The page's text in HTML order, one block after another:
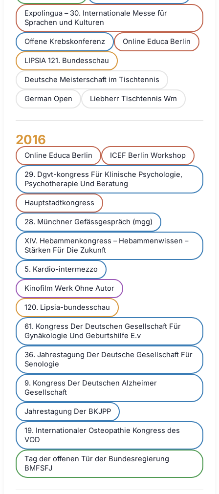
Expolingua – 30. Internationale Messe für
Sprachen und Kulturen
Offene Krebskonferenz Online Educa Berlin
LIPSIA 121. Bundesschau
Deutsche Meisterschaft im Tischtennis
German Open Liebherr Tischtennis Wm
2016
Online Educa Berlin ICEF Berlin Workshop
29. Dgvt-kongress Für Klinische Psychologie,
Psychotherapie Und Beratung
Hauptstadtkongress
28. Münchner Gefässgespräch (mgg)
XIV. Hebammenkongress – Hebammenwissen –
Stärken Für Die Zukunft
5. Kardio-intermezzo
Kinofilm Werk Ohne Autor
120. Lipsia-bundesschau
61. Kongress Der Deutschen Gesellschaft Für
Gynäkologie Und Geburtshilfe E.v
36. Jahrestagung Der Deutsche Gesellschaft Für
Senologie
9. Kongress Der Deutschen Alzheimer
Gesellschaft
Jahrestagung Der BKJPP
19. Internationaler Osteopathie Kongress des
VOD
Tag der offenen Tür der Bundesregierung
BMFSFJ